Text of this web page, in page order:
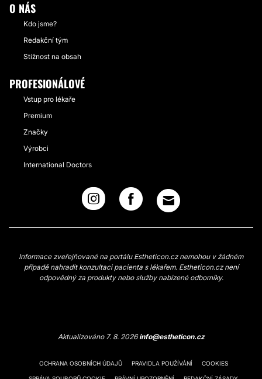
O NÁS
Kdo jsme?
Redakční tým
Stížnost na obsah
PROFESIONÁLOVÉ
Vstup pro lékaře
Premium
Značky
Výrobci
International Doctors
Informace zveřejňované na portálu Estheticon.cz nemohou v žádném
případě nahradit konzultaci pacienta s lékařem. Estheticon.cz není
odpovědný za produkty nebo služby nabízené odborníky.
Aktualizováno 7. 8. 2026info@estheticon.cz
OCHRANA OSOBNÍCH ÚDAJŮ PRAVIDLA POUŽÍVÁNÍ COOKIES